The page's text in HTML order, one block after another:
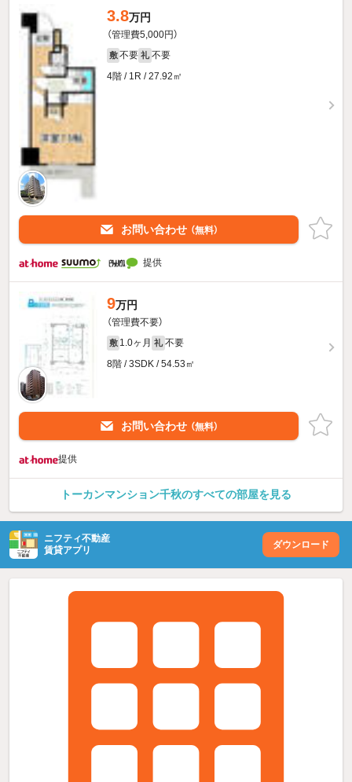
3.8万円
（管理費5,000円）
敷 不要 礼 不要
4階 / 1R / 27.92㎡
お問い合わせ （無料）
提供
9万円
（管理費不要）
敷 1.0ヶ月 礼 不要
8階 / 3SDK / 54.53㎡
お問い合わせ （無料）
提供
トーカンマンション千秋のすべての部屋を見る
ニフティ不動産
賃貸アプリ
ダウンロード